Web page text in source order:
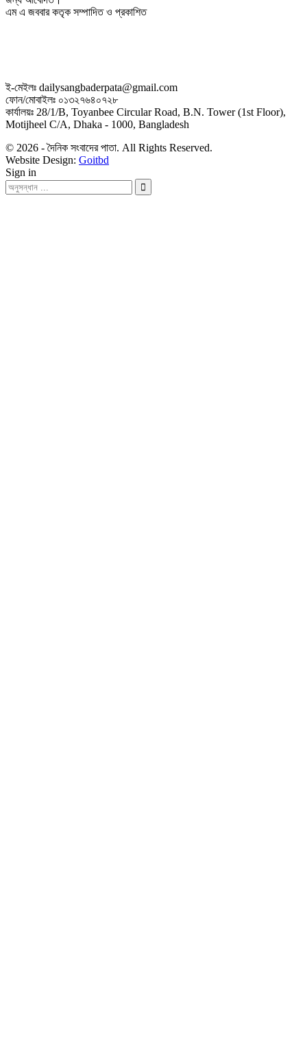
এম এ জববার কতৃক সম্পাদিত ও প্রকাশিত
ই-মেইলঃ dailysangbaderpata@gmail.com
ফোন/মোবাইলঃ ০১৩২৭৬৪০৭২৮
কার্যালয়ঃ 28/1/B, Toyanbee Circular Road, B.N. Tower (1st Floor),
Motijheel C/A, Dhaka - 1000, Bangladesh
© 2026 - দৈনিক সংবাদের পাতা. All Rights Reserved.
Website Design: Goitbd
Sign in